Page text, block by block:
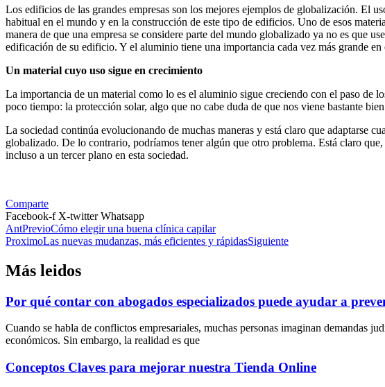
Los edificios de las grandes empresas son los mejores ejemplos de globalización. El
habitual en el mundo y en la construcción de este tipo de edificios. Uno de esos
manera de que una empresa se considere parte del mundo globalizado ya no es que
edificación de su edificio. Y el aluminio tiene una importancia cada vez más grande en
Un material cuyo uso sigue en crecimiento
La importancia de un material como lo es el aluminio sigue creciendo con el paso de
poco tiempo: la protección solar, algo que no cabe duda de que nos viene bastante
La sociedad continúa evolucionando de muchas maneras y está claro que adaptarse
globalizado. De lo contrario, podríamos tener algún que otro problema. Está claro
incluso a un tercer plano en esta sociedad.
Comparte
Facebook-f X-twitter Whatsapp
AntPrevioCómo elegir una buena clínica capilar
ProximoLas nuevas mudanzas, más eficientes y rápidasSiguiente
Más leidos
Por qué contar con abogados especializados puede ayudar a
Cuando se habla de conflictos empresariales, muchas personas imaginan demandas
económicos. Sin embargo, la realidad es que
Conceptos Claves para mejorar nuestra Tienda Online